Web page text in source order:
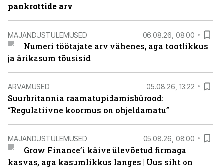
pankrottide arv
MAJANDUSTULEMUSED 06.08.26, 08:00
Numeri töötajate arv vähenes, aga tootlikkus
ja ärikasum tõusisid
ARVAMUSED 05.08.26, 13:22
Suurbritannia raamatupidamisbürood:
“Regulatiivne koormus on ohjeldamatu”
MAJANDUSTULEMUSED 05.08.26, 08:00
Grow Finance’i käive ülevõetud firmaga
kasvas, aga kasumlikkus langes | Uus siht on